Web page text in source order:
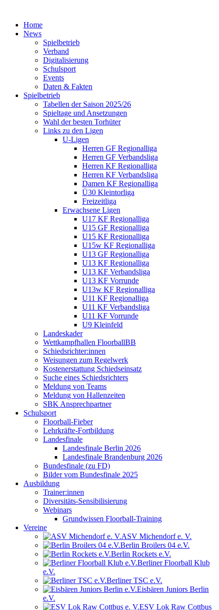
Home
News
Spielbetrieb
Verband
Digitalisierung
Schulsport
Events
Daten & Fakten
Spielbetrieb
Tabellen der Saison 2025/26
Spieltage und Ansetzungen
Wahl der besten Torhüter
Links zu den Ligen
U-Ligen
Herren GF Regionalliga
Herren GF Verbandsliga
Herren KF Regionalliga
Herren KF Verbandsliga
Damen KF Regionalliga
Ü30 Kleintorliga
Freizeitliga
Erwachsene Ligen
U17 KF Regionalliga
U15 GF Regionalliga
U15 KF Regionalliga
U15w KF Regionalliga
U13 GF Regionalliga
U13 KF Regionalliga
U13 KF Verbandsliga
U13 KF Vorrunde
U13w KF Regionalliga
U11 KF Regionalliga
U11 KF Verbandsliga
U11 KF Vorrunde
U9 Kleinfeld
Landeskader
Wettkampfhallen FloorballBB
Schiedsrichter:innen
Weisungen zum Regelwerk
Kostenerstattung Schiedseinsatz
Suche eines Schiedsrichters
Meldung von Teams
Meldung von Hallenzeiten
SBK Ansprechpartner
Schulsport
Floorball-Fieber
Lehrkräfte-Fortbildung
Landesfinale
Landesfinale Berlin 2026
Landesfinale Brandenburg 2026
Bundesfinale (zu FD)
Bilder vom Bundesfinale 2025
Ausbildung
Trainer:innen
Diversitäts-Sensibilisierung
Webinars
Grundwissen Floorball-Training
Vereine
ASV Michendorf e. V.
Berlin Broilers 04 e.V.
Berlin Rockets e.V.
Berliner Floorball Klub
e.V.
Berliner TSC e.V.
Eisbären Juniors Berlin
e.V.
ESV Lok Raw Cottbus